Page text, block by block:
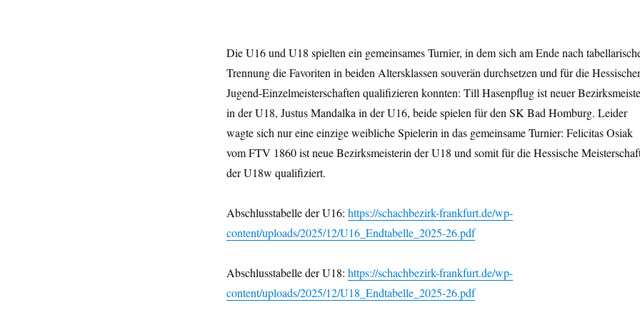
Die U16 und U18 spielten ein gemeinsames Turnier, in dem sich am Ende nach
Trennung die Favoriten in beiden Altersklassen souverän durchsetzen und für die
Jugend-Einzelmeisterschaften qualifizieren konnten: Till Hasenpflug ist neuer
in der U18, Justus Mandalka in der U16, beide spielen für den SK Bad Homburg. Leider
wagte sich nur eine einzige weibliche Spielerin in das gemeinsame Turnier: Felicitas Osiak
vom FTV 1860 ist neue Bezirksmeisterin der U18 und somit für die Hessische
der U18w qualifiziert.
Abschlusstabelle der U16: https://schachbezirk-frankfurt.de/wp-
content/uploads/2025/12/U16_Endtabelle_2025-26.pdf
Abschlusstabelle der U18: https://schachbezirk-frankfurt.de/wp-
content/uploads/2025/12/U18_Endtabelle_2025-26.pdf